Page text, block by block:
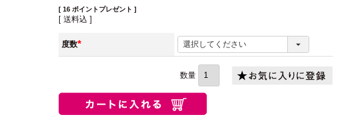
[ 16 ポイントプレゼント ]
送料込
度数
(必